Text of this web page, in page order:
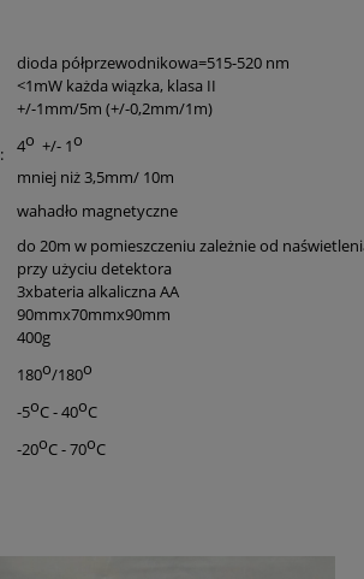
dioda półprzewodnikowa=515-520 nm
<1mW każda wiązka, klasa II
+/-1mm/5m (+/-0,2mm/1m)
4o +/- 1o
mniej niż 3,5mm/ 10m
wahadło magnetyczne
do 20m w pomieszczeniu zależnie od
przy użyciu detektora
3xbateria alkaliczna AA
90mmx70mmx90mm
400g
180o/180o
-5oC - 40oC
-20oC - 70oC